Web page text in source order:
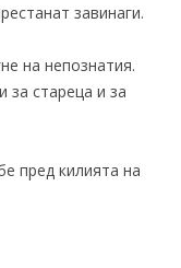
завинаги.
на непознатия.
за стареца и за
пред килията на